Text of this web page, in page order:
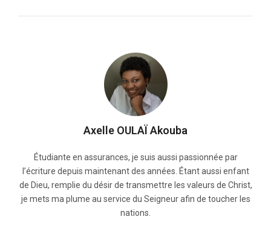
Axelle OULAÏ Akouba
Étudiante en assurances, je suis aussi passionnée par
l’écriture depuis maintenant des années. Étant aussi enfant
de Dieu, remplie du désir de transmettre les valeurs de Christ,
je mets ma plume au service du Seigneur afin de toucher les
nations.